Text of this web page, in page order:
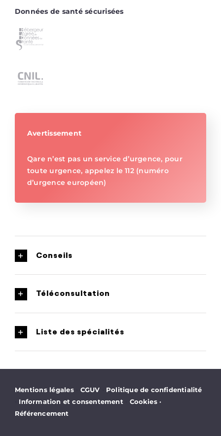
Données de santé sécurisées
Avertissement
Qare n’est pas un service d’urgence, pour
toute urgence, appelez le 112 (numéro
d’urgence européen)
Conseils
Téléconsultation
Liste des spécialités
Mentions légales CGUV Politique de confidentialité
Information et consentement Cookies·
Référencement